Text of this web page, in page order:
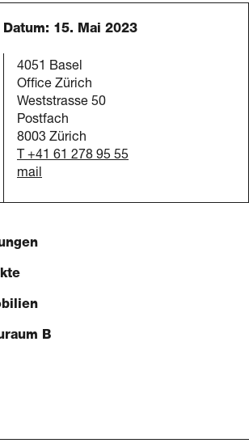
Datum: 15. Mai 2023
Blaser Architekten AG
4051 Basel
Office Zürich
Weststrasse 50
Postfach
8003 Zürich
T +41 61 278 95 55
mail
B